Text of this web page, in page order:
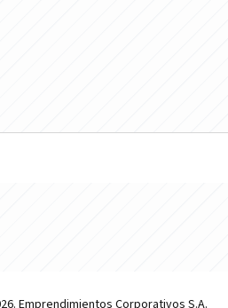
Emprendimientos Corporativos S.A.